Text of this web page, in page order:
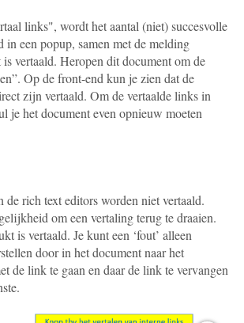
links", wordt het aantal (niet) succesvolle
in een popup, samen met de melding
vertaald. Heropen dit document om de
Op de front-end kun je zien dat de
zijn vertaald. Om de vertaalde links in
je het document even opnieuw moeten
de rich text editors worden niet vertaald.
om een vertaling terug te draaien.
is vertaald. Je kunt een ‘fout’ alleen
door in het document naar het
de link te gaan en daar de link te vervangen